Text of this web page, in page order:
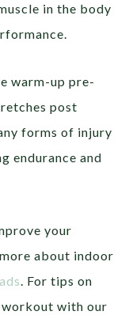
in the body
warm-up pre-
post
forms of injury
endurance and
your
about indoor
. For tips on
with our